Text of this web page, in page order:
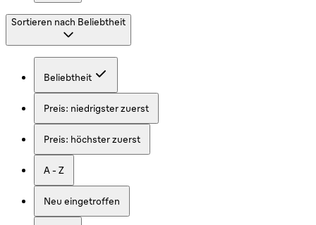
Sortieren nach Beliebtheit
Beliebtheit
Preis: niedrigster zuerst
Preis: höchster zuerst
A - Z
Neu eingetroffen